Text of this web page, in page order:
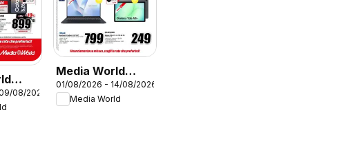
08/2026
Media World
volantino
Prestazioni al top
01/08/2026 - 14/08/2026
Media World